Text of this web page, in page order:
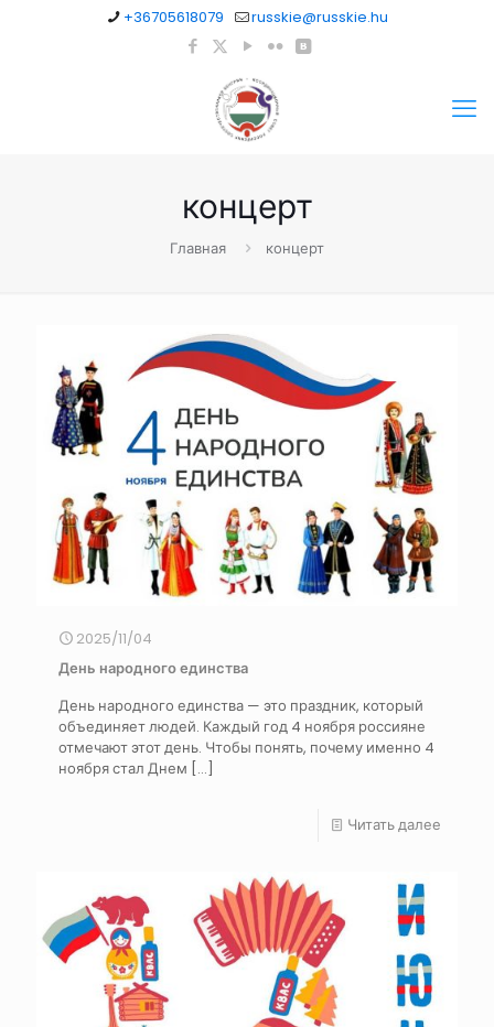
+36705618079 russkie@russkie.hu
концерт
Главная концерт
2025/11/04
День народного единства
День народного единства — это праздник, который
объединяет людей. Каждый год 4 ноября россияне
отмечают этот день. Чтобы понять, почему именно 4
ноября стал Днем […]
Читать далее